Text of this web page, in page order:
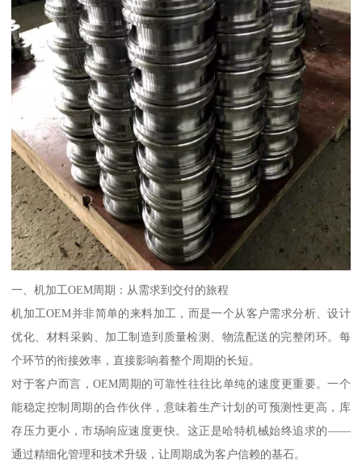
一、机加工OEM周期：从需求到交付的旅程
机加工OEM并非简单的来料加工，而是一个从客户需求分析、设计
优化、材料采购、加工制造到质量检测、物流配送的完整闭环。每
个环节的衔接效率，直接影响着整个周期的长短。
对于客户而言，OEM周期的可靠性往往比单纯的速度更重要。一个
能稳定控制周期的合作伙伴，意味着生产计划的可预测性更高，库
存压力更小，市场响应速度更快。这正是哈特机械始终追求的——
通过精细化管理和技术升级，让周期成为客户信赖的基石。